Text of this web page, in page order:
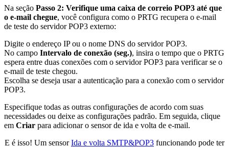
Na seção Passo 2: Verifique uma caixa de correio POP3 até que
o e-mail chegue, você configura como o PRTG recupera o e-mail
de teste do servidor POP3 externo:
Digite o endereço IP ou o nome DNS do servidor POP3.
No campo Intervalo de conexão (seg.), insira o tempo que o PRTG
espera entre duas conexões com o servidor POP3 para verificar se o
e-mail de teste chegou.
Escolha se deseja usar a autenticação para a conexão com o servidor
POP3.
Especifique todas as outras configurações de acordo com suas
necessidades ou deixe as configurações padrão. Em seguida, clique
em Criar para adicionar o sensor de ida e volta de e-mail.
E é isso! Um sensorIda e volta SMTP&POP3 funcionando pode ter